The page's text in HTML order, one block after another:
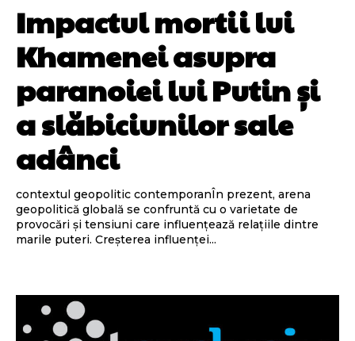
Impactul mortii lui
Khamenei asupra
paranoiei lui Putin și
a slăbiciunilor sale
adânci
contextul geopolitic contemporanÎn prezent, arena
geopolitică globală se confruntă cu o varietate de
provocări și tensiuni care influențează relațiile dintre
marile puteri. Creșterea influenței...